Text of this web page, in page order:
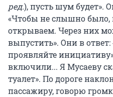
ред.), пусть шум будет».
«Чтобы не слышно было,
открываем. Через них
выпустить». Они в
проявляйте
включили... Я Мусаеву
туалет». По дороге
пассажиру, говорю